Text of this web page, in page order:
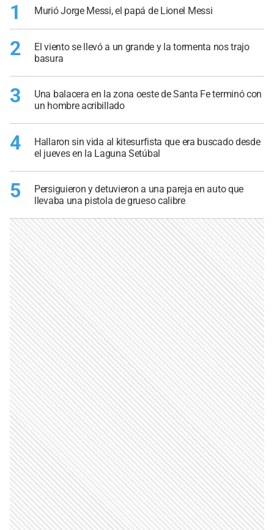
1 Murió Jorge Messi, el papá de Lionel Messi
2
El viento se llevó a un grande y la tormenta nos trajo
basura
3
Una balacera en la zona oeste de Santa Fe terminó con
un hombre acribillado
4
Hallaron sin vida al kitesurfista que era buscado desde
el jueves en la Laguna Setúbal
5
Persiguieron y detuvieron a una pareja en auto que
llevaba una pistola de grueso calibre